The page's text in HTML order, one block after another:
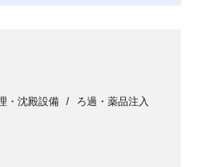
・沈殿設備
ろ過・薬品注入